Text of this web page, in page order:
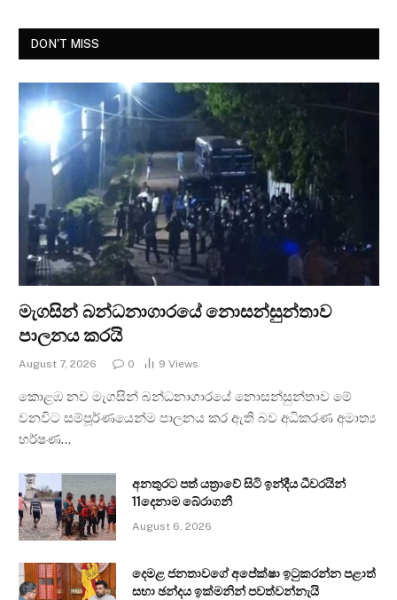
DON'T MISS
මැගසින් බන්ධනාගාරයේ නොසන්සුන්තාව
පාලනය කරයි
August 7, 2026 0 9 Views
කොළඹ නව මැගසින් බන්ධනාගාරයේ නොසන්සුන්තාව මේ
වනවිට සම්පූර්ණයෙන්ම පාලනය කර ඇති බව අධිකරණ අමාත්‍ය
හර්ෂණ…
අනතුරට පත් යත්‍රාවේ සිටි ඉන්දීය ධීවරයින්
11දෙනාම බේරාගනී
August 6, 2026
දෙමළ ජනතාවගේ අපේක්ෂා ඉටුකරන්න පළාත්
සභා ඡන්දය ඉක්මනින් පවත්වන්නැයි